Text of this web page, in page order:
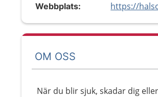
Webbplats: https://
OM OSS
När du blir sjuk, skadar dig